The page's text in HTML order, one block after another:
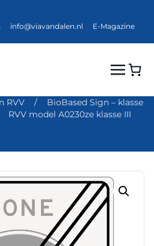
info@viavandalen.nl E-Magazine
RVV /
BioBased Sign – klasse
RVV model A0230ze klasse III